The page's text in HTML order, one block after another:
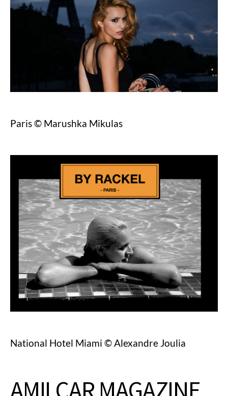
Paris © Marushka Mikulas
National Hotel Miami © Alexandre Joulia
AMILCAR MAGAZINE